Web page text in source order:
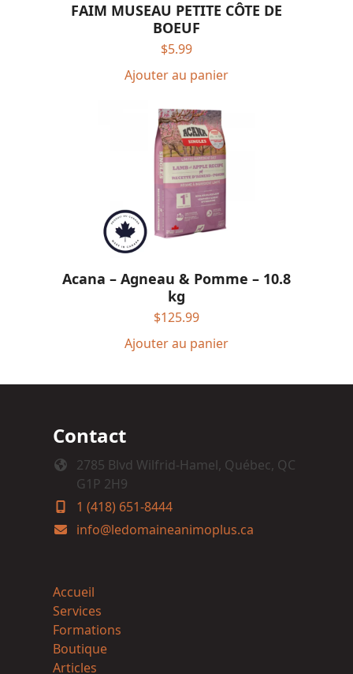
FAIM MUSEAU PETITE CÔTE DE
BOEUF
$5.99
Ajouter au panier
Acana – Agneau & Pomme – 10.8
kg
$125.99
Ajouter au panier
Contact
2785 Blvd Wilfrid-Hamel, Québec, QC
G1P 2H9
1 (418) 651-8444
info@ledomaineanimoplus.ca
Accueil
Services
Formations
Boutique
Articles